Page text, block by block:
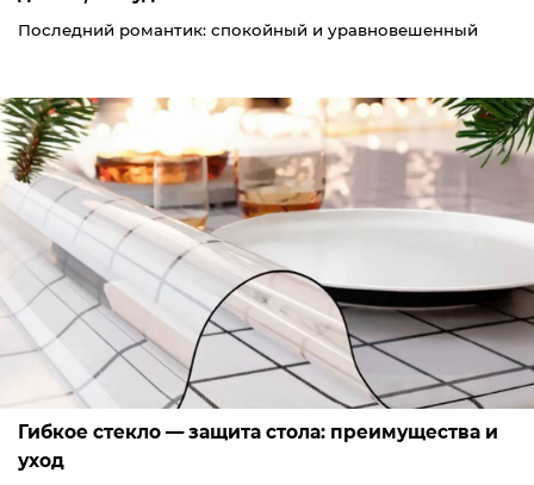
Последний романтик: спокойный и уравновешенный
Гибкое стекло — защита стола: преимущества и
уход